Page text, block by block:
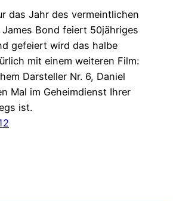
das Jahr des vermeintlichen
Bond feiert 50jähriges
gefeiert wird das halbe
mit einem weiteren Film:
Darsteller Nr. 6, Daniel
Mal im Geheimdienst Ihrer
ist.